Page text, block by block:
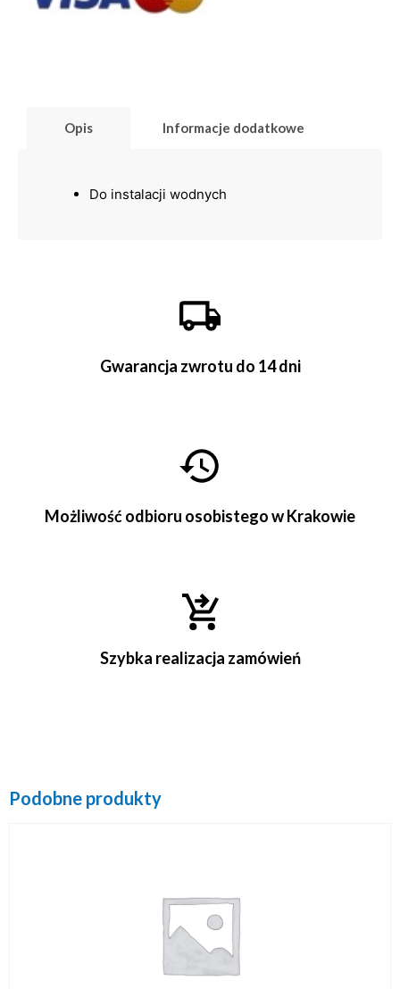
Opis Informacje dodatkowe
Do instalacji wodnych
Gwarancja zwrotu do 14 dni
Możliwość odbioru osobistego w Krakowie
Szybka realizacja zamówień
Podobne produkty